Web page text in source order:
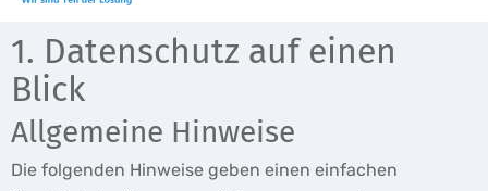
1. Datenschutz auf einen
Blick
Allgemeine Hinweise
Die folgenden Hinweise geben einen einfachen